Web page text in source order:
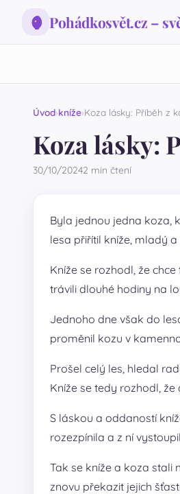
Pohádkosvět.cz –
Úvod kníže Koza lásky: Příběh z
Koza lásky:
30/10/20242 min čtení
Byla jednou jedna koza,
lesa přiřítil kníže, mladý
Kníže se rozhodl, že
trávili dlouhé hodiny na
Jednoho dne však do
proměnil kozu v
Prošel celý les, hledal
Kníže se tedy rozhodl,
S láskou a oddaností
rozezpínila a z ní
Tak se kníže a koza stali
znovu překazit jejich